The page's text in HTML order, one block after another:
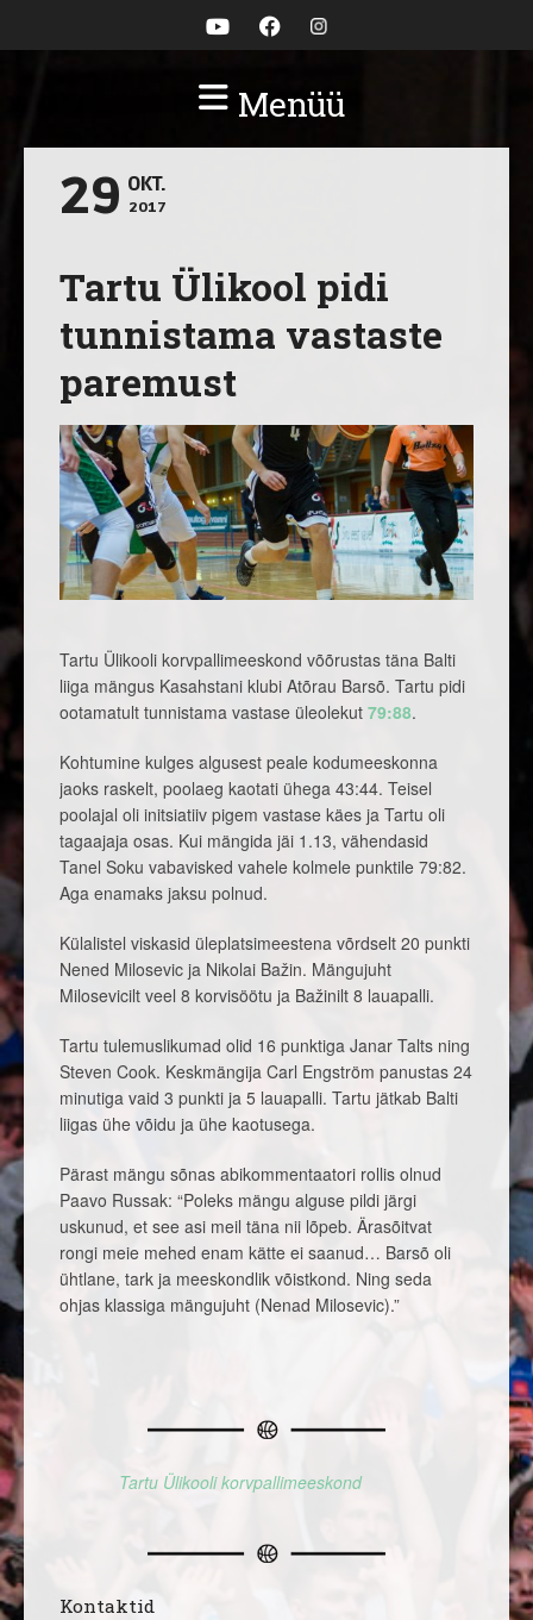
Menüü
29 OKT.
2017
Tartu Ülikool pidi
tunnistama vastaste
paremust
Tartu Ülikooli korvpallimeeskond võõrustas täna Balti
liiga mängus Kasahstani klubi Atõrau Barsõ. Tartu pidi
ootamatult tunnistama vastase üleolekut 79:88.
Kohtumine kulges algusest peale kodumeeskonna
jaoks raskelt, poolaeg kaotati ühega 43:44. Teisel
poolajal oli initsiatiiv pigem vastase käes ja Tartu oli
tagaajaja osas. Kui mängida jäi 1.13, vähendasid
Tanel Soku vabavisked vahele kolmele punktile 79:82.
Aga enamaks jaksu polnud.
Külalistel viskasid üleplatsimeestena võrdselt 20 punkti
Nened Milosevic ja Nikolai Bažin. Mängujuht
Milosevicilt veel 8 korvisöötu ja Bažinilt 8 lauapalli.
Tartu tulemuslikumad olid 16 punktiga Janar Talts ning
Steven Cook. Keskmängija Carl Engström panustas 24
minutiga vaid 3 punkti ja 5 lauapalli. Tartu jätkab Balti
liigas ühe võidu ja ühe kaotusega.
Pärast mängu sõnas abikommentaatori rollis olnud
Paavo Russak: “Poleks mängu alguse pildi järgi
uskunud, et see asi meil täna nii lõpeb. Ärasõitvat
rongi meie mehed enam kätte ei saanud… Barsõ oli
ühtlane, tark ja meeskondlik võistkond. Ning seda
ohjas klassiga mängujuht (Nenad Milosevic).”
Tartu Ülikooli korvpallimeeskond
Kontaktid